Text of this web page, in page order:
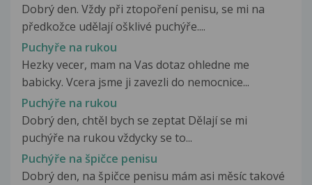
Dobrý den. Vždy při ztopoření penisu, se mi na
předkožce udělají ošklivé puchýře....
Puchyře na rukou
Hezky vecer, mam na Vas dotaz ohledne me
babicky. Vcera jsme ji zavezli do nemocnice...
Puchýře na rukou
Dobrý den, chtěl bych se zeptat Dělají se mi
puchýře na rukou vždycky se to...
Puchýře na špičce penisu
Dobrý den, na špičce penisu mám asi měsíc takové